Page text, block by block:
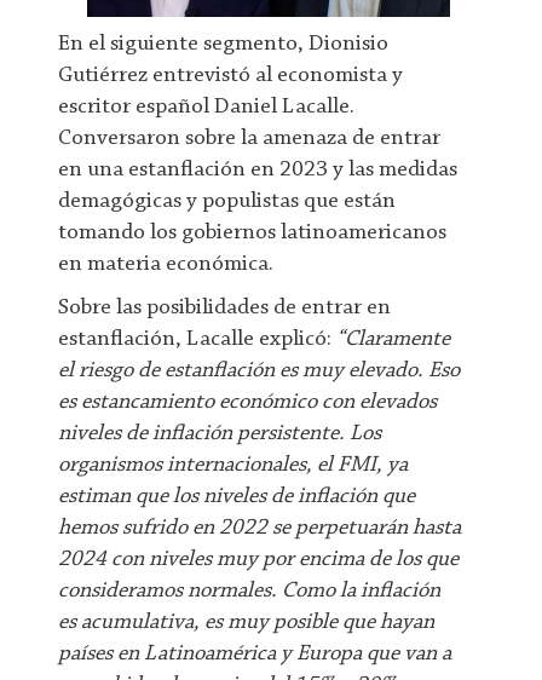
En el siguiente segmento, Dionisio
Gutiérrez entrevistó al economista y
escritor español Daniel Lacalle.
Conversaron sobre la amenaza de entrar
en una estanflación en 2023 y las medidas
demagógicas y populistas que están
tomando los gobiernos latinoamericanos
en materia económica.
Sobre las posibilidades de entrar en
estanflación, Lacalle explicó: “Claramente
el riesgo de estanflación es muy elevado. Eso
es estancamiento económico con elevados
niveles de inflación persistente. Los
organismos internacionales, el FMI, ya
estiman que los niveles de inflación que
hemos sufrido en 2022 se perpetuarán hasta
2024 con niveles muy por encima de los que
consideramos normales. Como la inflación
es acumulativa, es muy posible que hayan
países en Latinoamérica y Europa que van a